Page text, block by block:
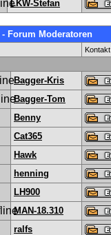
LKW-Stefan
Forum Moderatoren
Kontakt
Bagger-Kris
Bagger-Tom
Benny
Cat365
Hawk
henning
LH900
MAN-18.310
ralfs